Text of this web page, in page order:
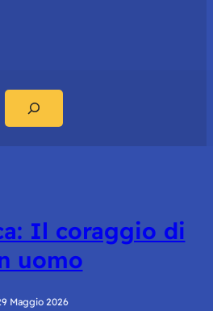
Il coraggio di
uomo
Maggio 2026